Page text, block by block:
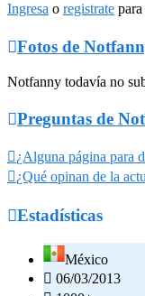
Ingresa o registrate
Fotos de
Notfanny todavía no
Preguntas de
¿Alguna página para
¿Qué opinan de la
Estadísticas
México
 06/03/2013